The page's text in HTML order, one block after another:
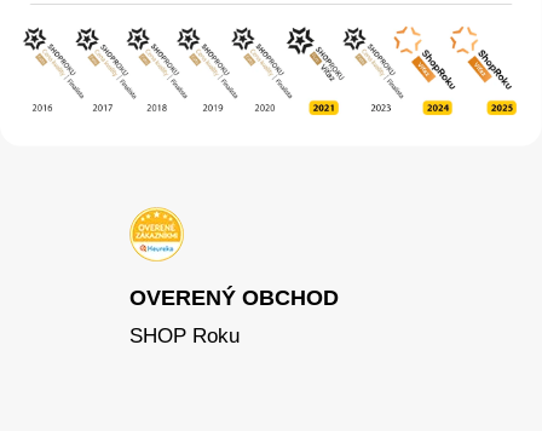
OVERENÝ OBCHOD
SHOP Roku